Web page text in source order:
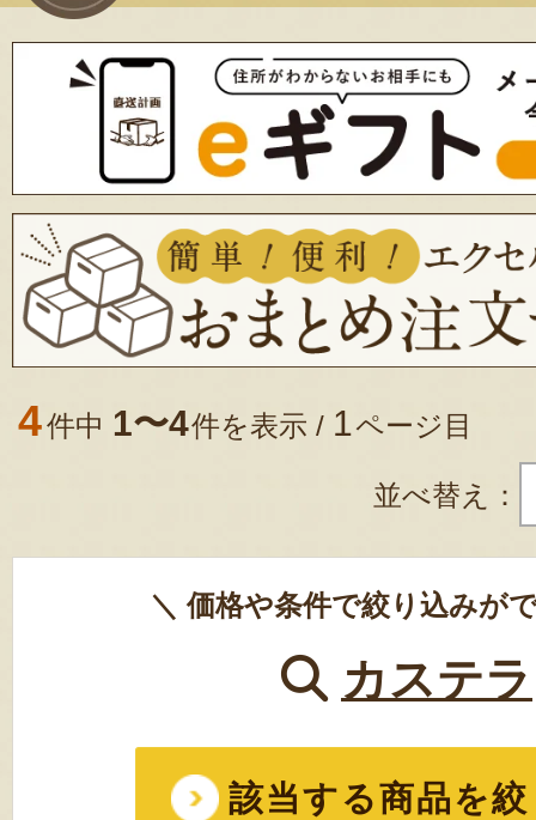
4件中 1〜4件を表示 / 1ページ目
並べ替え：
＼ 価格や条件で絞り込みが
カステラ
該当する商品を